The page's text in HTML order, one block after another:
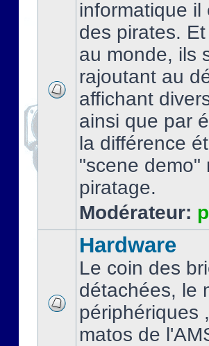
informatique
des pirates.
au monde, ils
rajoutant au
affichant
ainsi que par
la différence
"scene demo"
piratage.
Modérateur:
Hardware
Le coin des
détachées, le
périphériques
matos de